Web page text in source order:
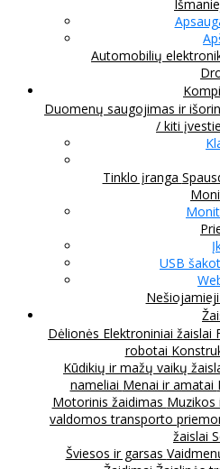
Automobilių
Duomenų saugojimas ir
/ kiti
Tinklo įranga
USB
Dėlionės Elektroniniai žaislai
robotai
Kūdikių ir mažų vaikų
nameliai Menai ir amatai
Motorinis žaidimas Muzikos
valdomos transporto
žaislai
Šviesos ir garsas